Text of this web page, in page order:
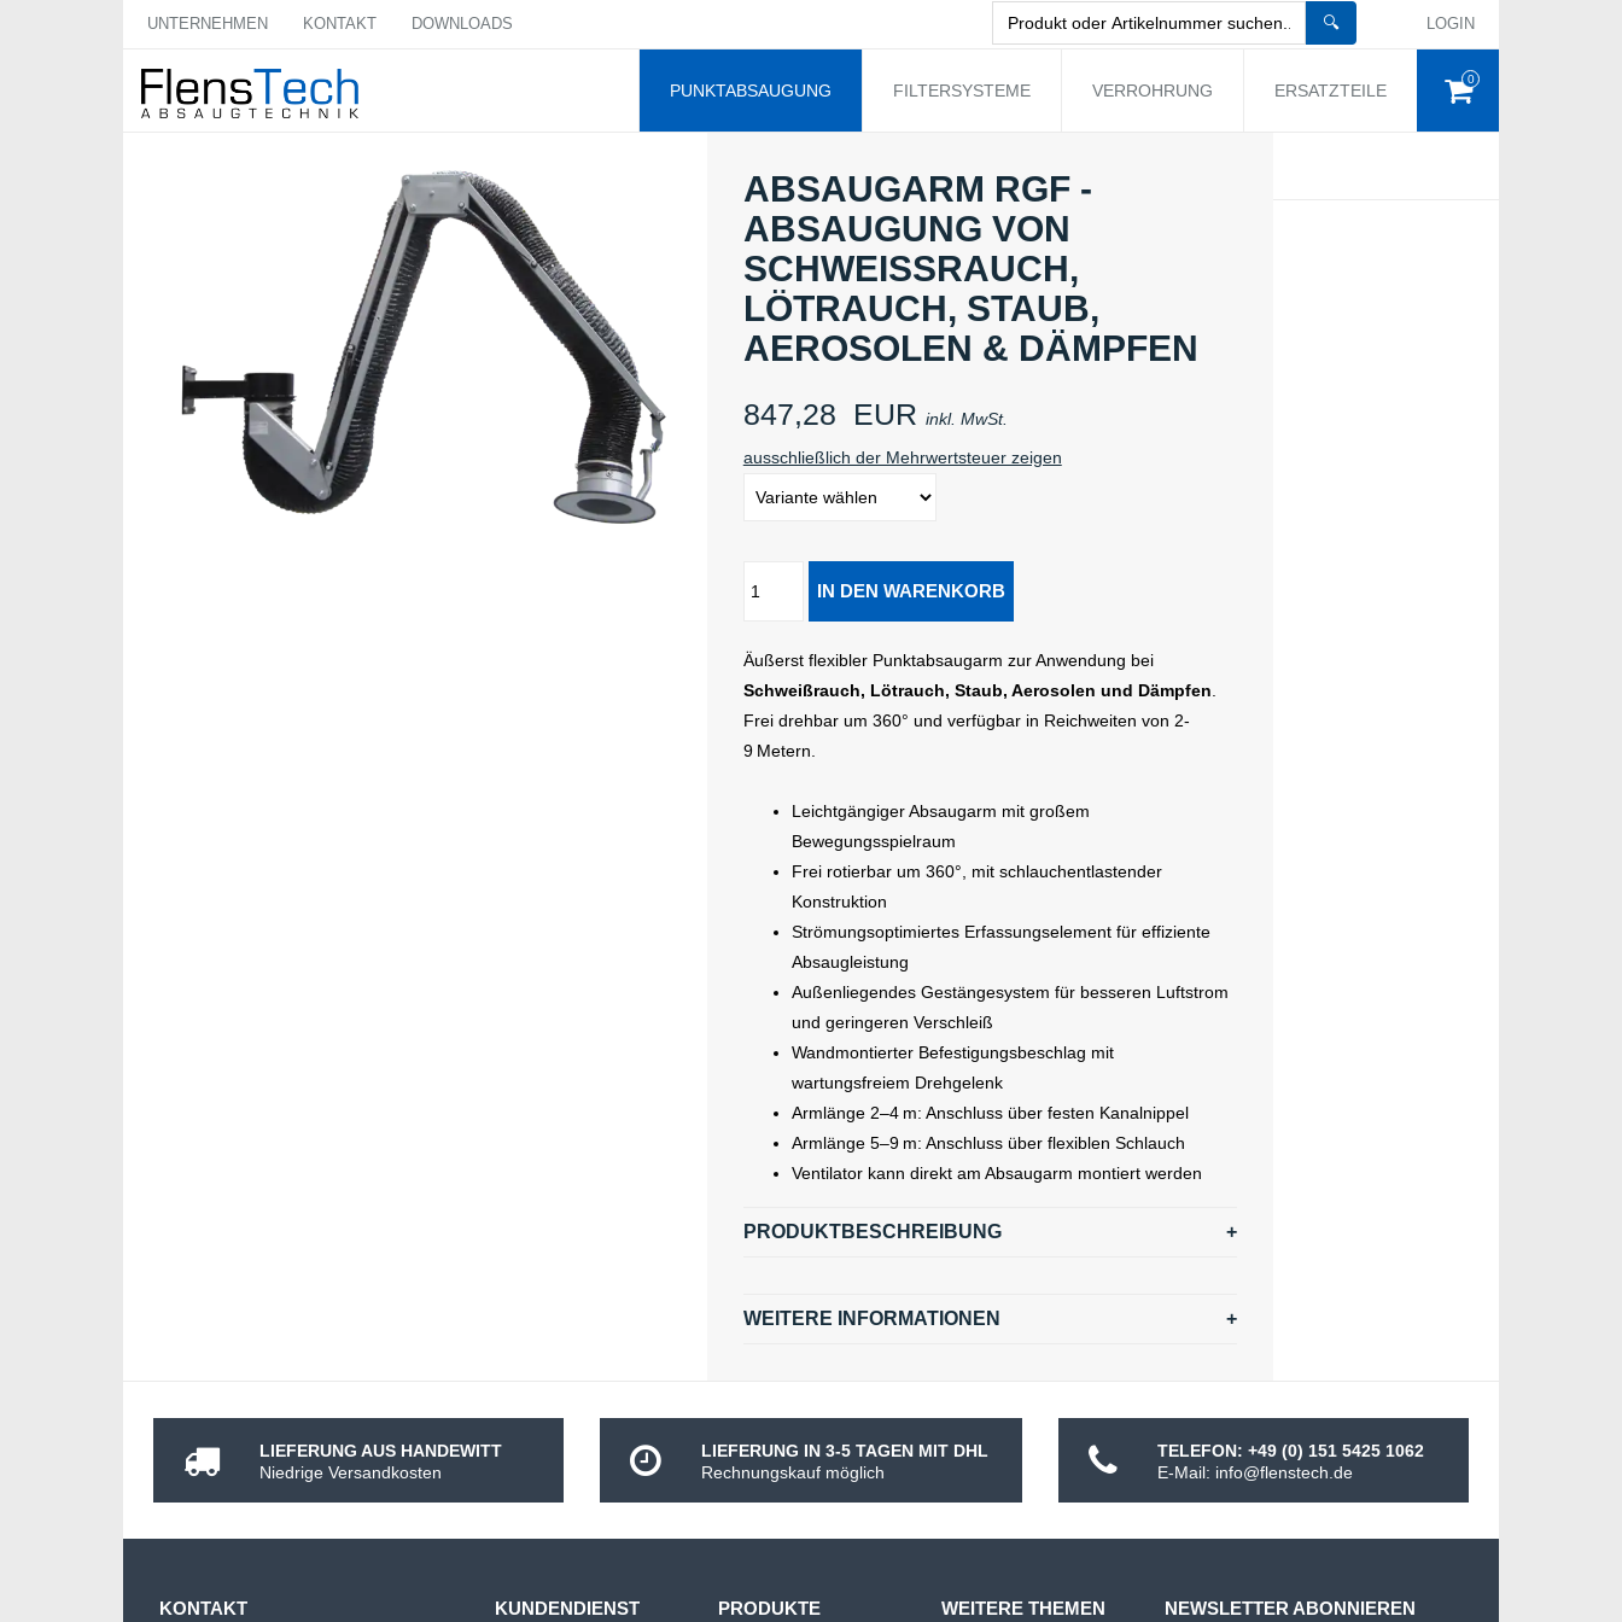
UNTERNEHMEN KONTAKT DOWNLOADS 🔍 LOGIN
0
PUNKTABSAUGUNG FILTERSYSTEME VERROHRUNG ERSATZTEILE
ABSAUGARM RGF -
ABSAUGUNG VON
SCHWEISSRAUCH, L
ÖTRAUCH, STAUB, A
EROSOLEN & DÄMPFEN
847,28 EUR inkl. MwSt.
ausschließlich der Mehrwertsteuer zeigen
Äußerst flexibler Punktabsaugarm zur Anwendung bei
Schweißrauch, Lötrauch, Staub, Aerosolen und Dämpfen
Frei drehbar um 360° und verfügbar in Reichweiten von 2-
9 Metern.
Leichtgängiger Absaugarm mit großem
Bewegungsspielraum
Frei rotierbar um 360°, mit schlauchentlastender
Konstruktion
Strömungsoptimiertes Erfassungselement für effiziente
Absaugleistung
Außenliegendes Gestängesystem für besseren Luftstrom
und geringeren Verschleiß
Wandmontierter Befestigungsbeschlag mit
wartungsfreiem Drehgelenk
Armlänge 2–4 m: Anschluss über festen Kanalnippel
Armlänge 5–9 m: Anschluss über flexiblen Schlauch
Ventilator kann direkt am Absaugarm montiert werden
PRODUKTBESCHREIBUNG
WEITERE INFORMATIONEN
LIEFERUNG AUS HANDEWITT
Niedrige Versandkosten
LIEFERUNG IN 3-5 TAGEN MIT DHL
Rechnungskauf möglich
TELEFON: +49 (0) 151 5425 1062
E-Mail: info@flenstech.de
KONTAKT KUNDENDIENST PRODUKTE WEITERE THEMEN NEWSLETTER ABONNIEREN